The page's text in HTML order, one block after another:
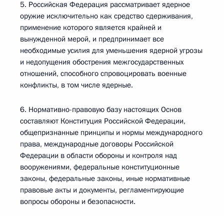
5. Российская Федерация рассматривает ядерное
оружие исключительно как средство сдерживания,
применение которого является крайней и
вынужденной мерой, и предпринимает все
необходимые усилия для уменьшения ядерной угрозы
и недопущения обострения межгосударственных
отношений, способного спровоцировать военные
конфликты, в том числе ядерные.
6. Нормативно-правовую базу настоящих Основ
составляют Конституция Российской Федерации,
общепризнанные принципы и нормы международного
права, международные договоры Российской
Федерации в области обороны и контроля над
вооружениями, федеральные конституционные
законы, федеральные законы, иные нормативные
правовые акты и документы, регламентирующие
вопросы обороны и безопасности.